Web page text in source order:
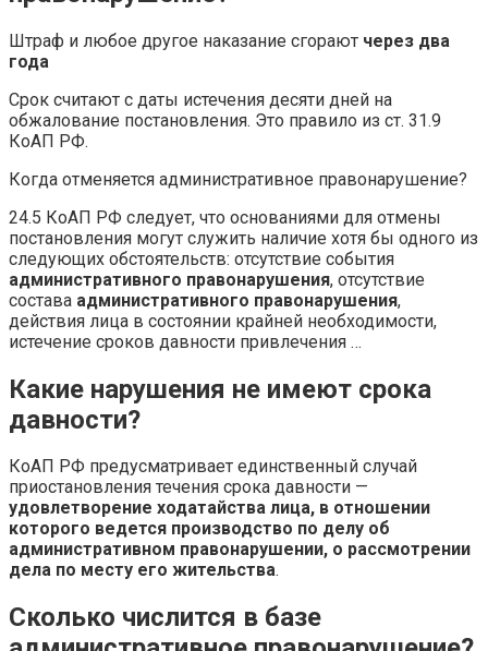
Штраф и любое другое наказание сгорают через два
года
Срок считают с даты истечения десяти дней на
обжалование постановления. Это правило из ст. 31.9
КоАП РФ.
Когда отменяется административное правонарушение?
24.5 КоАП РФ следует, что основаниями для отмены
постановления могут служить наличие хотя бы одного из
следующих обстоятельств: отсутствие события
административного правонарушения, отсутствие
состава административного правонарушения,
действия лица в состоянии крайней необходимости,
истечение сроков давности привлечения …
Какие нарушения не имеют срока
давности?
КоАП РФ предусматривает единственный случай
приостановления течения срока давности —
удовлетворение ходатайства лица, в отношении
которого ведется производство по делу об
административном правонарушении, о рассмотрении
дела по месту его жительства.
Сколько числится в базе